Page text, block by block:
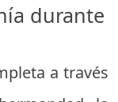
durante
a través